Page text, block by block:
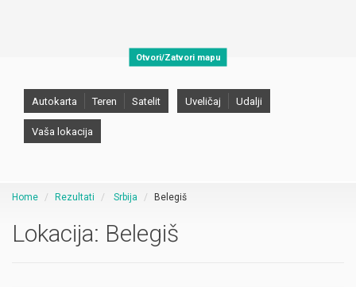
Otvori/Zatvori mapu
Autokarta Teren Satelit Uveličaj Udalji
Vaša lokacija
Home Rezultati Srbija Belegiš
Lokacija: Belegiš